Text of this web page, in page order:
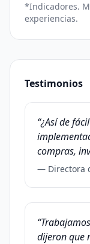
*Indicadores.
experiencias.
Testimonios
“¿Así de
compras,
— Directora
dijeron que